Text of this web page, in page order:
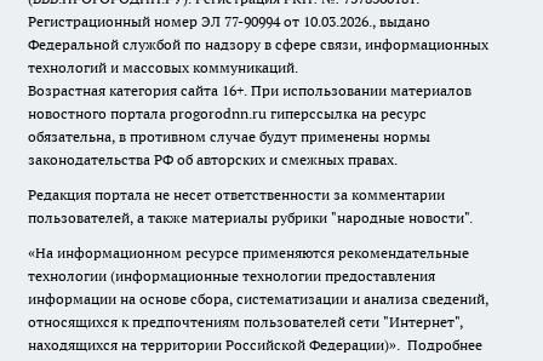
Регистрационный номер ЭЛ 77-90994 от 10.03.2026., выдано
Федеральной службой по надзору в сфере связи, информационных
технологий и массовых коммуникаций.
Возрастная категория сайта 16+. При использовании материалов
новостного портала progorodnn.ru гиперссылка на ресурс
обязательна, в противном случае будут применены нормы
законодательства РФ об авторских и смежных правах.
Редакция портала не несет ответственности за комментарии
пользователей, а также материалы рубрики "народные новости".
«На информационном ресурсе применяются рекомендательные
технологии (информационные технологии предоставления
информации на основе сбора, систематизации и анализа сведений,
относящихся к предпочтениям пользователей сети "Интернет",
находящихся на территории Российской Федерации)». Подробнее